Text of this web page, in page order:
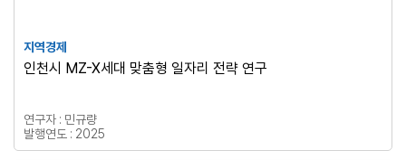
지역경제
인천시 MZ-X세대 맞춤형 일자리 전략 연구
연구자 : 민규량
발행연도 : 2025